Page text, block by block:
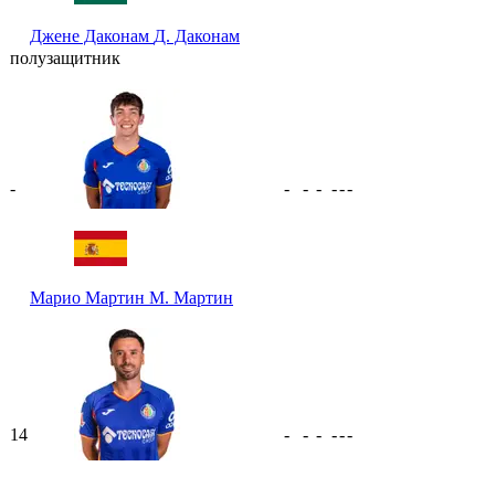
Джене Даконам Д. Даконам
полузащитник
-
Марио Мартин М. Мартин
- - - ---
14 - - - ---